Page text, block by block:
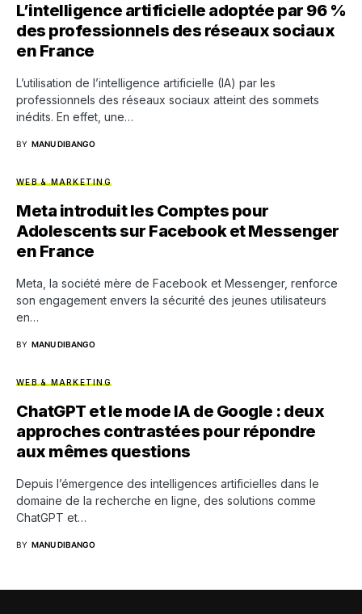
L’intelligence artificielle adoptée par 96 %
des professionnels des réseaux sociaux
en France
L’utilisation de l’intelligence artificielle (IA) par les
professionnels des réseaux sociaux atteint des sommets
inédits. En effet, une…
BY MANU DIBANGO
WEB & MARKETING
Meta introduit les Comptes pour
Adolescents sur Facebook et Messenger
en France
Meta, la société mère de Facebook et Messenger, renforce
son engagement envers la sécurité des jeunes utilisateurs
en…
BY MANU DIBANGO
WEB & MARKETING
ChatGPT et le mode IA de Google : deux
approches contrastées pour répondre
aux mêmes questions
Depuis l’émergence des intelligences artificielles dans le
domaine de la recherche en ligne, des solutions comme
ChatGPT et…
BY MANU DIBANGO